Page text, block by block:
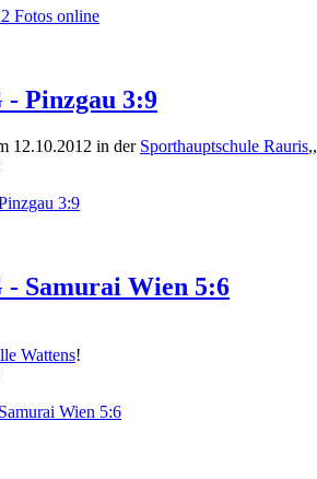
Fotos online
- Pinzgau 3:9
12.10.2012 in der Sporthauptschule Rauris,,
3:9
- Samurai Wien 5:6
Wattens!
Wien 5:6